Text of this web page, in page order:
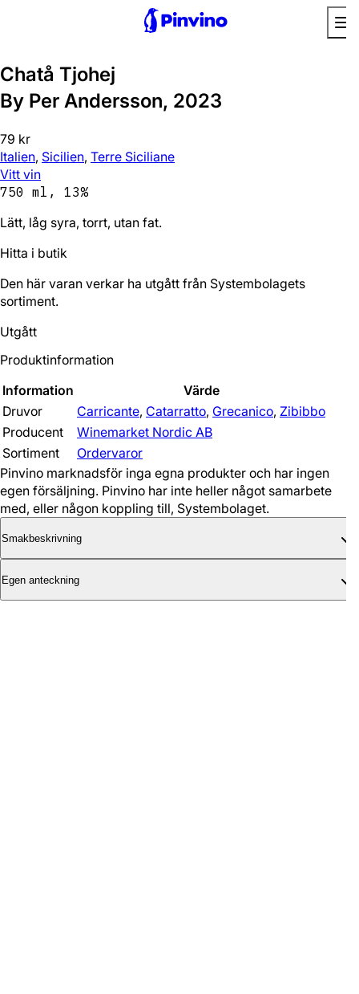
Chatå Tjohej
By Per Andersson, 2023
79 kr
Italien, Sicilien, Terre Siciliane
Vitt vin
750 ml, 13%
Lätt, låg syra, torrt, utan fat.
Hitta i butik
Den här varan verkar ha utgått från Systembolagets
sortiment.
Utgått
Produktinformation
Information
Värde
Druvor
Carricante, Catarratto, Grecanico, Zibibbo
Producent
Winemarket Nordic AB
Sortiment
Ordervaror
Pinvino marknadsför inga egna produkter och har ingen
egen försäljning. Pinvino har inte heller något samarbete
med, eller någon koppling till, Systembolaget.
Smakbeskrivning
Egen anteckning